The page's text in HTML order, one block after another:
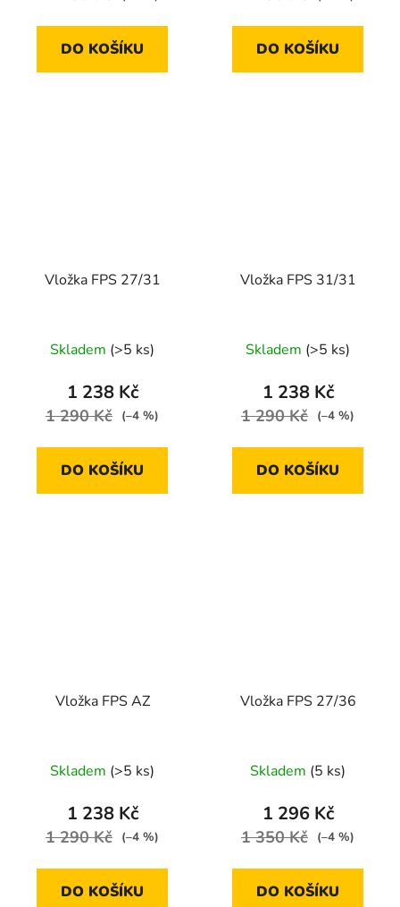
DO KOŠÍKU DO KOŠÍKU
Vložka FPS 27/31
Skladem (>5 ks)
1 238 Kč
1 290 Kč (–4 %)
DO KOŠÍKU
Vložka FPS 31/31
Skladem (>5 ks)
1 238 Kč
1 290 Kč (–4 %)
DO KOŠÍKU
Vložka FPS AZ
Skladem (>5 ks)
1 238 Kč
1 290 Kč (–4 %)
DO KOŠÍKU
Vložka FPS 27/36
Skladem (5 ks)
1 296 Kč
1 350 Kč (–4 %)
DO KOŠÍKU